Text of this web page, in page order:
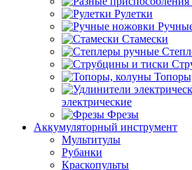
Рулетки
Стамески
электрические
Фрезы
Аккумуляторный инструмент
Мультитулы
Рубанки
Краскопульты